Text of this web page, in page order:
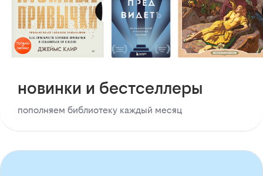
новинки и бестселлеры
пополняем библиотеку каждый месяц